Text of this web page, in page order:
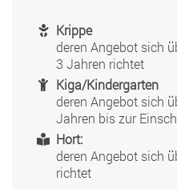
Krippe
deren Angebot sich
3 Jahren richtet
Kiga/Kindergarten
deren Angebot sich
Jahren bis zur
Hort:
deren Angebot sich
richtet